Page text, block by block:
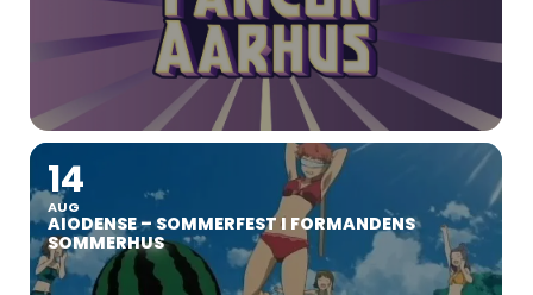
14
AUG
AIODENSE – SOMMERFEST I FORMANDENS
SOMMERHUS